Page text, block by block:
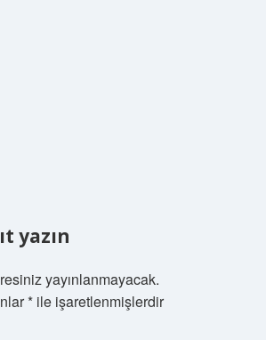
yazın
yayınlanmayacak.
*ile işaretlenmişlerdir